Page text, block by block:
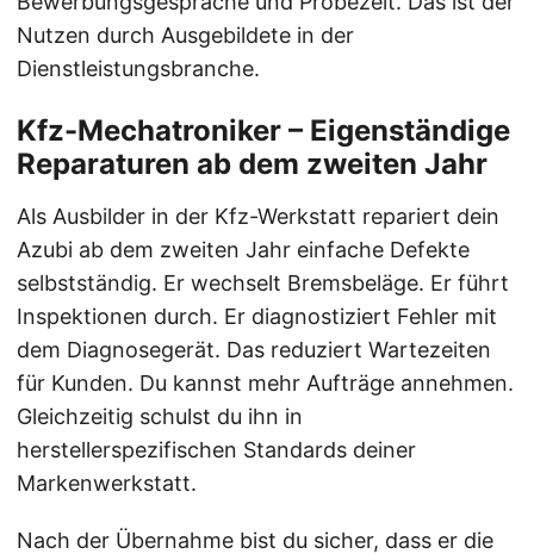
Nutzen durch Ausgebildete in der
Dienstleistungsbranche.
Kfz-Mechatroniker – Eigenständige
Reparaturen ab dem zweiten Jahr
Als Ausbilder in der Kfz-Werkstatt repariert dein
Azubi ab dem zweiten Jahr einfache Defekte
selbstständig. Er wechselt Bremsbeläge. Er führt
Inspektionen durch. Er diagnostiziert Fehler mit
dem Diagnosegerät. Das reduziert Wartezeiten
für Kunden. Du kannst mehr Aufträge annehmen.
Gleichzeitig schulst du ihn in
herstellerspezifischen Standards deiner
Markenwerkstatt.
Nach der Übernahme bist du sicher, dass er die